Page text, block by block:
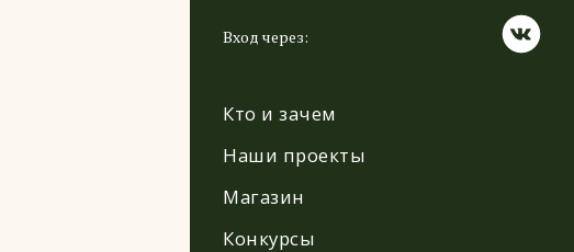
Вход через:
Кто и зачем
Наши проекты
Магазин
Конкурсы